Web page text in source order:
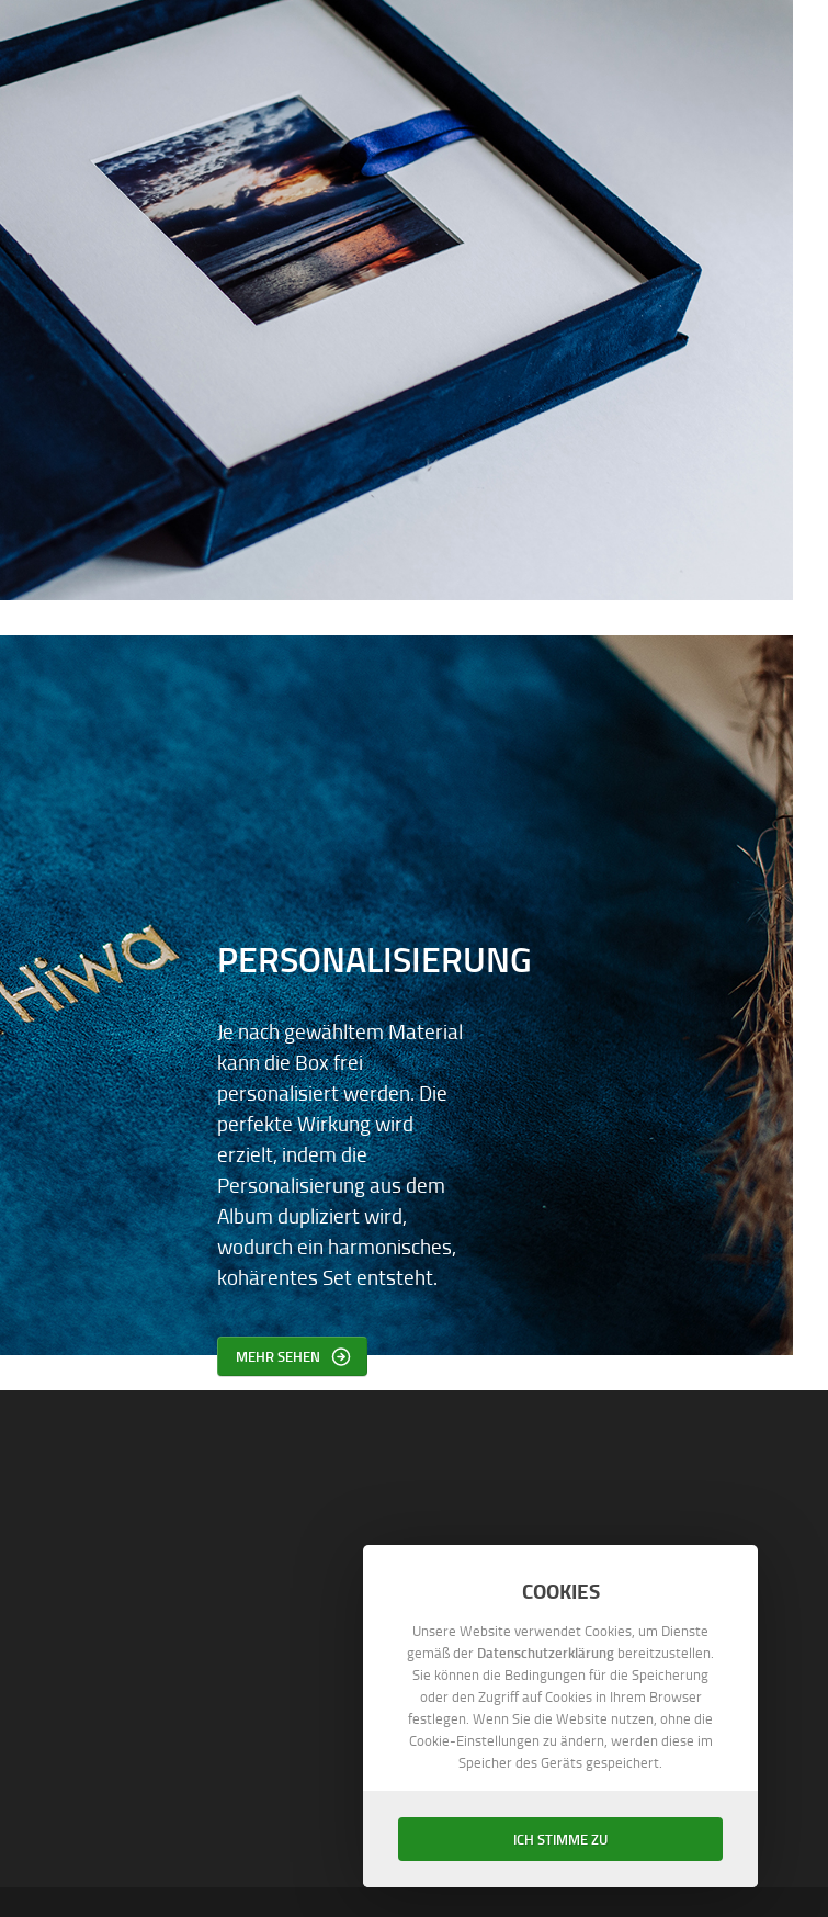
PERSONALISIERUNG
Je nach gewähltem Material
kann die Box frei
personalisiert werden. Die
perfekte Wirkung wird
erzielt, indem die
Personalisierung aus dem
Album dupliziert wird,
wodurch ein harmonisches,
kohärentes Set entsteht.
MEHR SEHEN
COOKIES
Unsere Website verwendet Cookies, um Dienste
gemäß der Datenschutzerklärung bereitzustellen.
Sie können die Bedingungen für die Speicherung
oder den Zugriff auf Cookies in Ihrem Browser
festlegen. Wenn Sie die Website nutzen, ohne die
Cookie-Einstellungen zu ändern, werden diese im
Speicher des Geräts gespeichert.
ICH STIMME ZU